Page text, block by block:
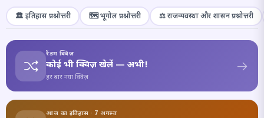
🏛️ इतिहास प्रश्नोत्तरी 🗺️ भूगोल प्रश्नोत्तरी ⚖️ राजव्यवस्था और शासन प्रश्नोत्तरी
रैंडम क्विज़
कोई भी क्विज़ खेलें — अभी!
हर बार नया क्विज़
आज का इतिहास · 7 अगस्त